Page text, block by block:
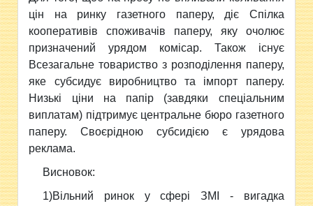
цін на ринку газетного паперу, діє Спілка
кооперативів споживачів паперу, яку очолює
призначений урядом комісар. Також існує
Всезагальне товариство з розподілення паперу,
яке субсидує виробництво та імпорт паперу.
Низькі ціни на папір (завдяки спеціальним
виплатам) підтримує центральне бюро газетного
паперу. Своєрідною субсидією є урядова
реклама.
Висновок:
1)Вільний ринок у сфері ЗМІ - вигадка